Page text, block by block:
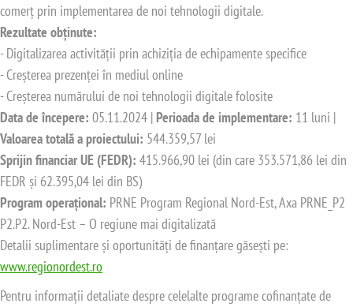
comerț prin implementarea de noi tehnologii digitale.
Rezultate obținute:
- Digitalizarea activității prin achiziția de echipamente specifice
- Creșterea prezenței în mediul online
- Creșterea numărului de noi tehnologii digitale folosite
Data de începere: 05.11.2024 | Perioada de implementare: 11 luni |
Valoarea totală a proiectului: 544.359,57 lei
Sprijin financiar UE (FEDR): 415.966,90 lei (din care 353.571,86 lei din
FEDR și 62.395,04 lei din BS)
Program operațional: PRNE Program Regional Nord-Est, Axa PRNE_P2
P2.P2. Nord-Est – O regiune mai digitalizată
Detalii suplimentare și oportunități de finanțare găsești pe:
www.regionordest.ro
Pentru informații detaliate despre celelalte programe cofinanțate de